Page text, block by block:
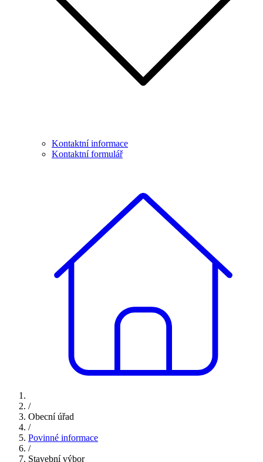
Kontaktní informace
Kontaktní formulář
/
Obecní úřad
/
Povinné informace
/
Stavební výbor